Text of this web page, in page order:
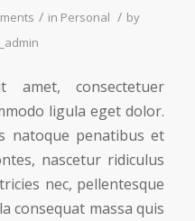
/ in Personal / by
consectetuer
ligula eget dolor.
natoque penatibus et
nascetur ridiculus
nec, pellentesque
consequat massa quis